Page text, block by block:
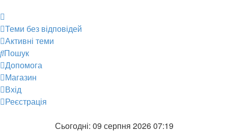
Теми без відповідей
Активні теми
Пошук
Допомога
Магазин
Вхід
Реєстрація
Сьогодні: 09 серпня 2026 07:19